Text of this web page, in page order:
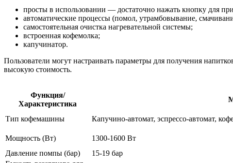
просты в использовании — достаточно нажать кнопку для
автоматические процессы (помол, утрамбовывание,
самостоятельная очистка нагревательной системы;
встроенная кофемолка;
капучинатор.
Пользователи могут настраивать параметры для получения
высокую стоимость.
Функция/
Характеристика
Тип кофемашины Капучино-автомат, эспрессо-автомат,
Мощность (Вт)
1300-1600 Вт
Давление помпы (бар)
15-19 бар